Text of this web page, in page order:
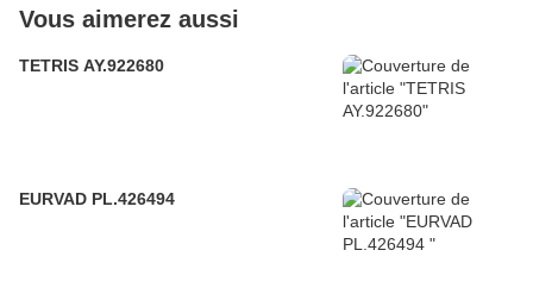
Vous aimerez aussi
TETRIS AY.922680
EURVAD PL.426494